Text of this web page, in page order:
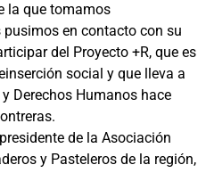
la que tomamos
en contacto con su
del Proyecto +R, que es
social y que lleva a
Derechos Humanos hace
de la Asociación
y Pasteleros de la región,